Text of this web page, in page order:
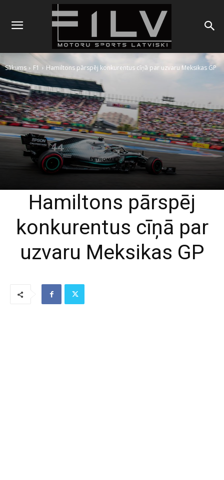
Sākums F1 Hamiltons pārspēj konkurentus cīņā par uzvaru Meksikas GP
Hamiltons pārspēj
konkurentus cīņā par
uzvaru Meksikas GP